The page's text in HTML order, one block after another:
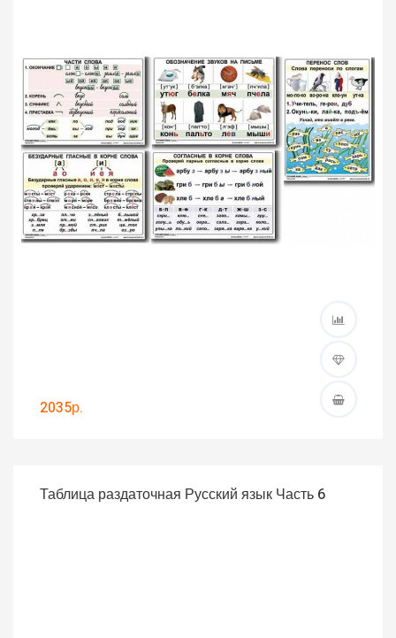
2035р.
Таблица раздаточная Русский язык Часть 6